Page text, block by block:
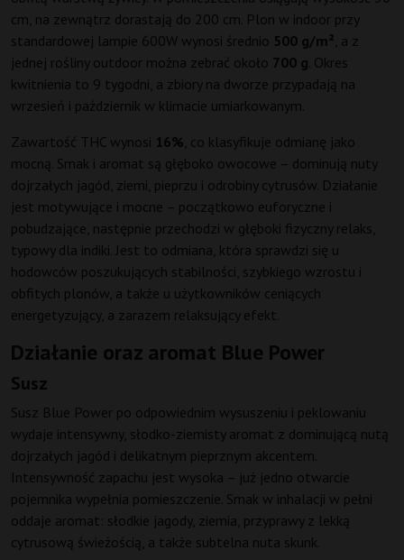
cm, na zewnątrz dorastają do 200 cm. Plon w indoor przy
standardowej lampie 600W wynosi średnio 500 g/m² , a z
jednej rośliny outdoor można zebrać około 700 g . Okres
kwitnienia to 9 tygodni, a zbiory na dworze przypadają na
wrzesień i październik w klimacie umiarkowanym.
Zawartość THC wynosi 16% , co klasyfikuje odmianę jako
mocną. Smak i aromat są głęboko owocowe – dominują nuty
dojrzałych jagód, ziemi, pieprzu i odrobiny cytrusów. Działanie
jest motywujące i mocne – początkowo euforyczne i
pobudzające, następnie przechodzi w głęboki fizyczny relaks,
typowy dla indiki. Jest to odmiana, która sprawdzi się u
hodowców poszukujących stabilności, szybkiego wzrostu i
obfitych plonów, a także u użytkowników ceniących
energetyzujący, a zarazem relaksujący efekt.
Działanie oraz aromat Blue Power
Susz
Susz Blue Power po odpowiednim wysuszeniu i peklowaniu
wydaje intensywny, słodko-ziemisty aromat z dominującą nutą
dojrzałych jagód i delikatnym pieprznym akcentem.
Intensywność zapachu jest wysoka – już jedno otwarcie
pojemnika wypełnia pomieszczenie. Smak w inhalacji w pełni
oddaje aromat: słodkie jagody, ziemia, przyprawy z lekką
cytrusową świeżością, a także subtelna nuta skunk.